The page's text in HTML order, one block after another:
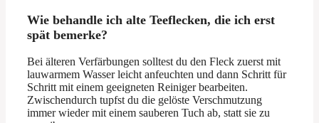
Wie behandle ich alte Teeflecken, die ich erst
spät bemerke?
Bei älteren Verfärbungen solltest du den Fleck zuerst mit
lauwarmem Wasser leicht anfeuchten und dann Schritt für
Schritt mit einem geeigneten Reiniger bearbeiten.
Zwischendurch tupfst du die gelöste Verschmutzung
immer wieder mit einem sauberen Tuch ab, statt sie zu